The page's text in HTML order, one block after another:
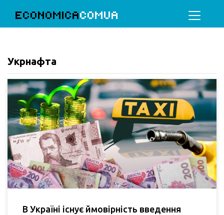
ECONOMICACOMUA
Укрнафта
В Україні існує ймовірність введення